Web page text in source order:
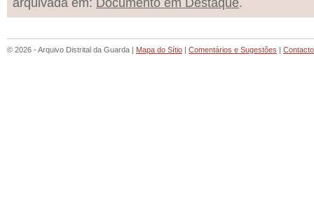
arquivada em: Documento em Destaque.
© 2026 - Arquivo Distrital da Guarda | Mapa do Sítio | Comentários e Sugestões |